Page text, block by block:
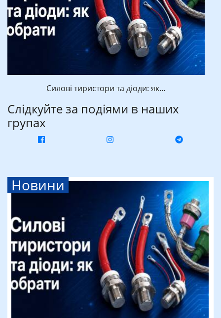
Силові тиристори та діоди: як…
Слідкуйте за подіями в наших
групах
Новини